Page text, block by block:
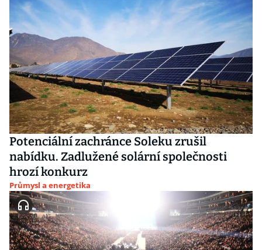
Potenciální zachránce Soleku zrušil
nabídku. Zadlužené solární společnosti
hrozí konkurz
Průmysl a energetika